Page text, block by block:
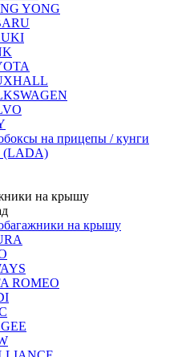
YONG
на прицепы / кунги
(LADA)
на крышу
на крышу
ROMEO